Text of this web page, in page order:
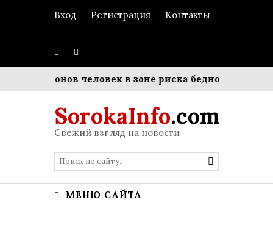
Вход Регистрация Контакты
человек в зоне риска бедности
SorokaInfo.com
Свежий взгляд на новости
МЕНЮ САЙТА